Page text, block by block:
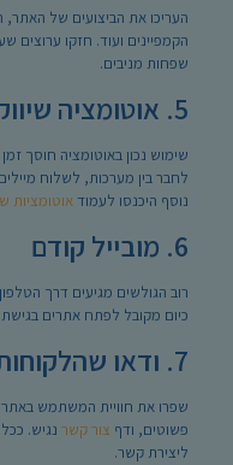
העריכו את הביצועים של האתר,
הקמפיינים ועוד. חזקו ערוצים
שפחות מניבים.
5. אוטומציה שיווקית
שימוש נכון באוטומציה חוסך
לחבר בין מערכות, לשלוח
נוסף היכנסו לעמודאוטומציות
6. מובייל קודם
רוב הגולשים מגיעים דרך
כיום מקובל לפתח אתרים בגישת Mobile First.
7. ודאו שהלקוחות מוצאים אתכם בקלות
שפרו את חוויית המשתמש
פשוטים, ודף צור קשרנגיש. ככל
ליצירת קשר.